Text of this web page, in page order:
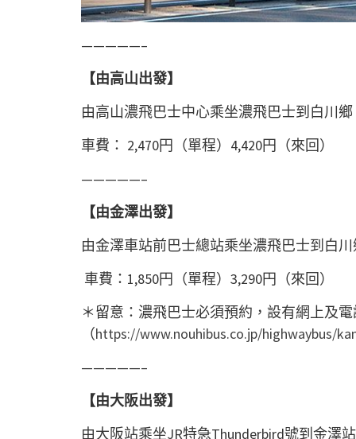
—————–
【由高山出發】
由高山濃飛巴士中心乘坐濃飛巴士到白川
車費： 2,470円（單程）4,420円（來回）
—————–
【由金澤出發】
由金澤車站前巴士總站乘坐濃飛巴士到白
車費：1,850円（單程）3,290円（來回）
＊留意：濃飛巴士必須預約，設有網上及
（https://www.nouhibus.co.jp/highwaybus/
—————–
【由大阪出發】
由大阪站乘坐JR特急Thunderbird號到金澤